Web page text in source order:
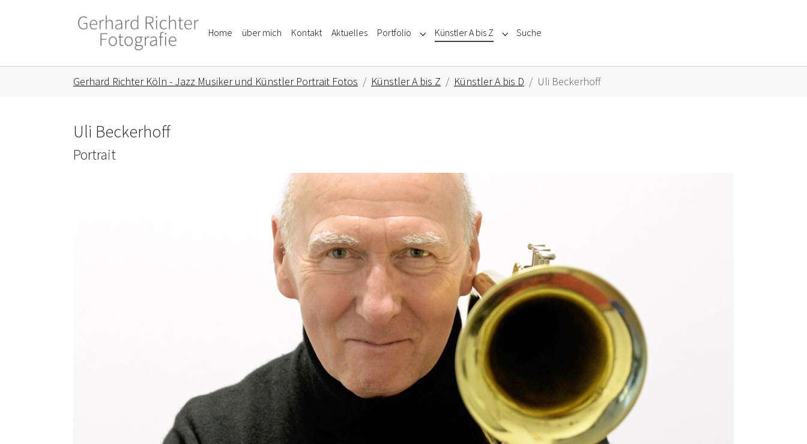
Home über mich Kontakt Aktuelles Portfolio Submenu for "Portfolio"
Künstler A bis Z Submenu for "Künstler A bis Z"
Suche
Gerhard Richter Köln - Jazz Musiker und Künstler Portrait Fotos Künstler A bis Z Künstler A bis D Uli Beckerhoff
Uli Beckerhoff
Portrait